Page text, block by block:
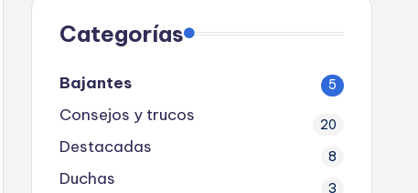
Categorías
Bajantes 5
Consejos y trucos 20
Destacadas 8
Duchas 3